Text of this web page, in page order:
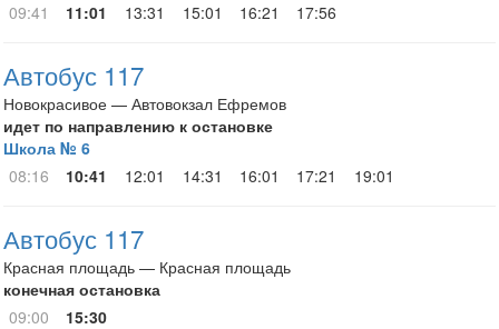
09:41
11:01 13:31 15:01 16:21 17:56
Автобус 117
Новокрасивое — Автовокзал Ефремов
идет по направлению к остановке
Школа № 6
08:16
10:41 12:01 14:31 16:01 17:21 19:01
Автобус 117
Красная площадь — Красная площадь
конечная остановка
09:00
15:30